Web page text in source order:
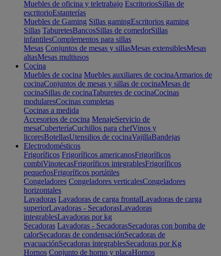
Muebles de oficina y teletrabajo EscritoriosSillas de
escritorioEstanterías
Muebles de Gaming Sillas gamingEscritorios gaming
Sillas TaburetesBancosSillas de comedorSillas
infantilesComplementos para sillas
Mesas Conjuntos de mesas y sillasMesas extensiblesMesas
altasMesas multiusos
Cocina
Muebles de cocina Muebles auxiliares de cocinaArmarios de
cocinaConjuntos de mesas y sillas de cocinaMesas de
cocinaSillas de cocinaTaburetes de cocinaCocinas
modularesCocinas completas
Cocinas a medida
Accesorios de cocina MenajeServicio de
mesaCuberteríaCuchillos para chefVinos y
licoresBotellasUtensilios de cocinaVajillaBandejas
Electrodomésticos
Frigoríficos Frigoríficos americanosFrigoríficos
combiVinotecasFrigoríficos integrablesFrigoríficos
pequeñosFrigoríficos portátiles
Congeladores Congeladores verticalesCongeladores
horizontales
Lavadoras Lavadoras de carga frontalLavadoras de carga
superiorLavadoras - SecadorasLavadoras
integrablesLavadoras por kg
Secadoras Lavadoras - SecadorasSecadoras con bomba de
calorSecadoras de condensaciónSecadoras de
evacuaciónSecadoras integrablesSecadoras por Kg
Hornos Conjunto de horno y placaHornos